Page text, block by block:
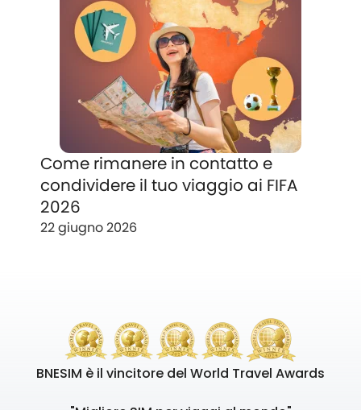
Come rimanere in contatto e
condividere il tuo viaggio ai FIFA
2026
22 giugno 2026
BNESIM è il vincitore del World Travel Awards